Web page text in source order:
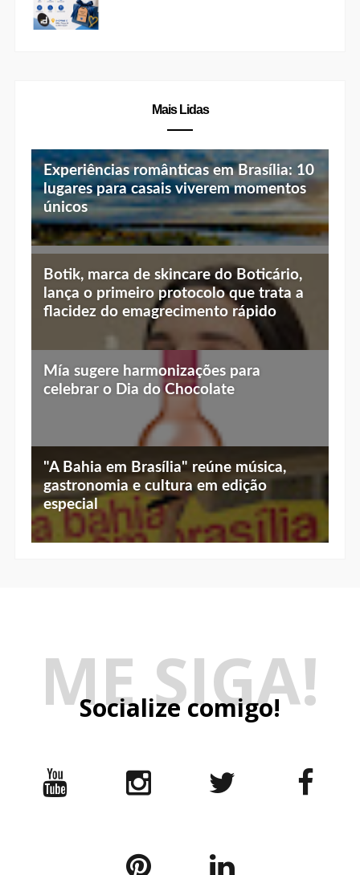
Mais Lidas
Experiências românticas em Brasília: 10
lugares para casais viverem momentos
únicos
Top 10 jantares românticos em Brasília:
luz baixa, vista linda e menu especial
Botik, marca de skincare do Boticário,
lança o primeiro protocolo que trata a
flacidez do emagrecimento rápido
Mía sugere harmonizações para
celebrar o Dia do Chocolate
"A Bahia em Brasília" reúne música,
gastronomia e cultura em edição
especial
ME SIGA!
Socialize comigo!